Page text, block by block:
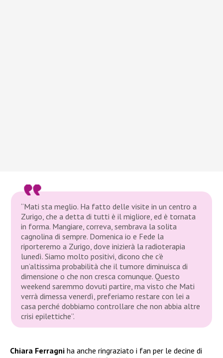
“Mati sta meglio. Ha fatto delle visite in un centro a
Zurigo, che a detta di tutti è il migliore, ed è tornata
in forma. Mangiare, correva, sembrava la solita
cagnolina di sempre. Domenica io e Fede la
riporteremo a Zurigo, dove inizierà la radioterapia
lunedì. Siamo molto positivi, dicono che c’è
un’altissima probabilità che il tumore diminuisca di
dimensione o che non cresca comunque. Questo
weekend saremmo dovuti partire, ma visto che Mati
verrà dimessa venerdì, preferiamo restare con lei a
casa perché dobbiamo controllare che non abbia altre
crisi epilettiche”.
Chiara Ferragni ha anche ringraziato i fan per le decine di